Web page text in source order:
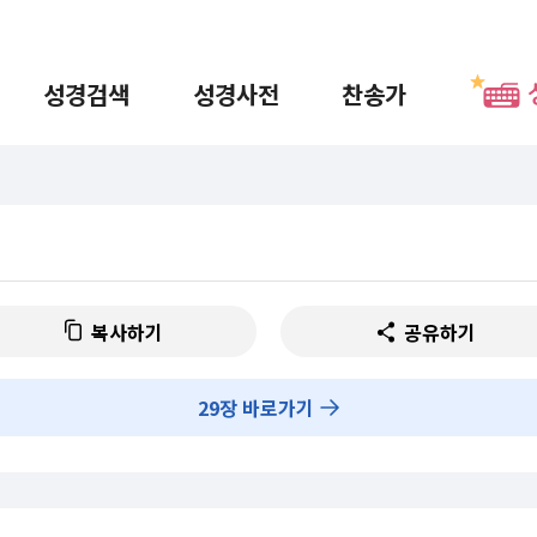
성경검색 성경사전 찬송가
복사하기 공유하기
29장 바로가기